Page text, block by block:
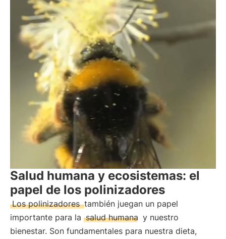
Salud humana y ecosistemas: el
papel de los polinizadores
Los polinizadores también juegan un papel
importante para la salud humana y nuestro
bienestar. Son fundamentales para nuestra dieta,